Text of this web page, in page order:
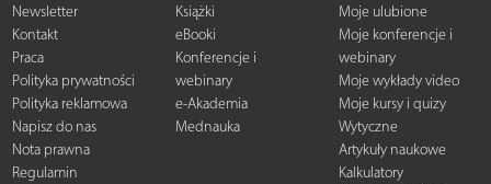
Newsletter
Kontakt
Praca
Polityka prywatności
Polityka reklamowa
Napisz do nas
Nota prawna
Regulamin
Książki
eBooki
Konferencje i
webinary
e-Akademia
Mednauka
Moje ulubione
Moje konferencje i
webinary
Moje wykłady video
Moje kursy i quizy
Wytyczne
Artykuły naukowe
Kalkulatory